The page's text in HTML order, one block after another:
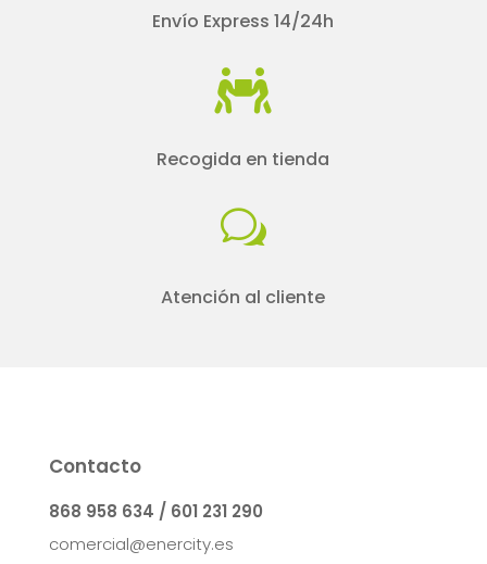
Envío Express 14/24h

Recogida en tienda
w
Atención al cliente
Contacto
868 958 634 / 601 231 290
comercial@enercity.es